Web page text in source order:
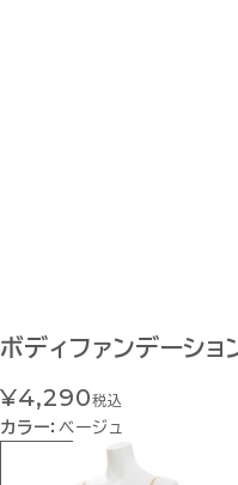
ボディファンデーショ
¥4,290税込
カラー：ベージュ